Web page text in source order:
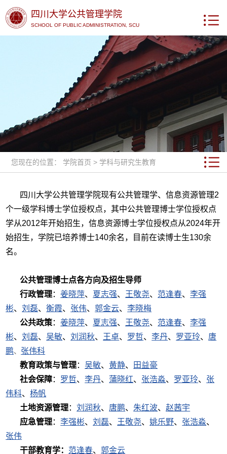
四川大学公共管理学院
SCHOOL OF PUBLIC ADMINISTRATION, SCU
您现在的位置： 学院首页 > 学科与研究生教育
四川大学公共管理学院现有公共管理学、信息资源管理2
个一级学科博士学位授权点，其中公共管理博士学位授权点
学从2012年开始招生，信息资源博士学位授权点从2024年开
始招生，学院已培养博士140余名，目前在读博士生130余
名。
公共管理博士点各方向及招生导师
行政管理：姜晓萍、 夏志强、 王敬尧、 范逢春、李强
彬、刘磊、衡霞、 张伟、郭金云、李晓梅
公共政策：姜晓萍、 夏志强、 王敬尧、 范逢春、李强
彬、刘磊、吴敏、刘润秋、 王卓、 罗哲、李丹、 罗亚玲、 唐
鹏、 张伟科
教育政策与管理：吴敏、黄静、
田益豪
社会保障： 罗哲、李丹、蒲晓红、 张浩淼、 罗亚玲、 张
伟科、杨帆
土地资源管理：刘润秋、 唐鹏、 朱红波、赵茜宇
应急管理：李强彬、刘磊、 王敬尧、姚乐野、 张浩淼、
张伟
干部教育学： 范逢春、郭金云